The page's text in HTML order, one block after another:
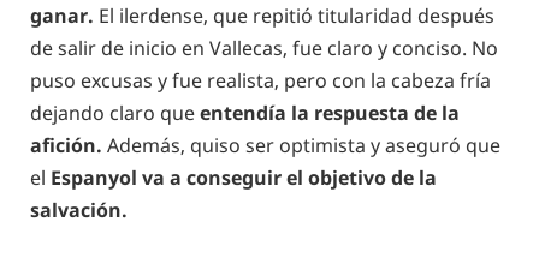
ganar. El ilerdense, que repitió titularidad después
de salir de inicio en Vallecas, fue claro y conciso. No
puso excusas y fue realista, pero con la cabeza fría
dejando claro queentendía la respuesta de la
afición. Además, quiso ser optimista y aseguró que
el Espanyol va a conseguir el objetivo de la
salvación.